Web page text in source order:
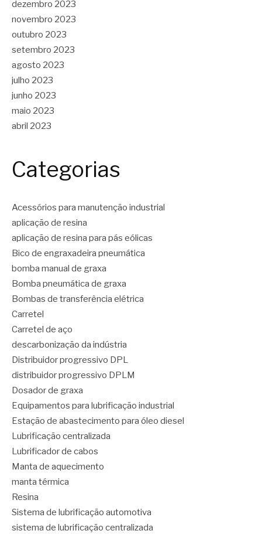
dezembro 2023
novembro 2023
outubro 2023
setembro 2023
agosto 2023
julho 2023
junho 2023
maio 2023
abril 2023
Categorias
Acessórios para manutenção industrial
aplicação de resina
aplicação de resina para pás eólicas
Bico de engraxadeira pneumática
bomba manual de graxa
Bomba pneumática de graxa
Bombas de transferência elétrica
Carretel
Carretel de aço
descarbonização da indústria
Distribuidor progressivo DPL
distribuidor progressivo DPLM
Dosador de graxa
Equipamentos para lubrificação industrial
Estação de abastecimento para óleo diesel
Lubrificação centralizada
Lubrificador de cabos
Manta de aquecimento
manta térmica
Resina
Sistema de lubrificação automotiva
sistema de lubrificação centralizada